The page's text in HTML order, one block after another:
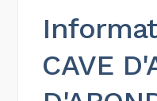
CAVE